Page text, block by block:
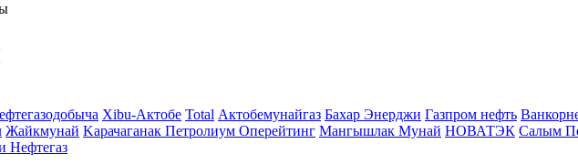
Xibu-Актобе Total Актобемунайгаз Бахар Энерджи Газпром нефть
Жайкмунай Kарачаганак Петролиум Оперейтинг Мангышлак Мунай НОВАТЭК Салым
Нефтегаз